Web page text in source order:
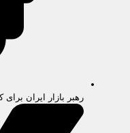
رهبر بازار ایران برای